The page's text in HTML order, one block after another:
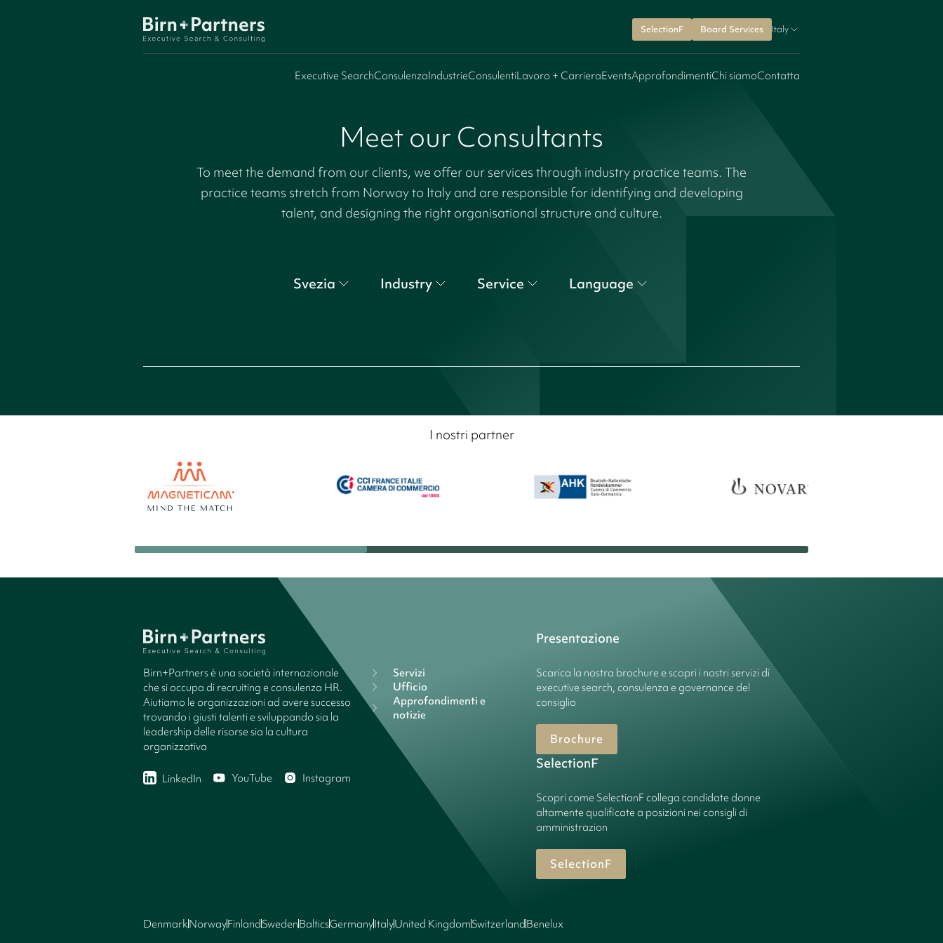
SelectionF Board Services Italy
Executive SearchConsulenzaIndustrieConsulentiLavoro + CarrieraEventsApprofondimentiChi siamoContatta
Meet our Consultants
To meet the demand from our clients, we offer our services through industry practice teams. The
practice teams stretch from Norway to Italy and are responsible for identifying and developing
talent, and designing the right organisational structure and culture.
Svezia Industry Service Language
I nostri partner
Birn+Partners è una società internazionale
che si occupa di recruiting e consulenza HR.
Aiutiamo le organizzazioni ad avere successo
trovando i giusti talenti e sviluppando sia la
leadership delle risorse sia la cultura
organizzativa
LinkedIn YouTube Instagram
Servizi
Ufficio
Approfondimenti e
notizie
Presentazione
Scarica la nostra brochure e scopri i nostri servizi di
executive search, consulenza e governance del
consiglio
Brochure
SelectionF
Scopri come SelectionF collega candidate donne
altamente qualificate a posizioni nei consigli di
amministrazion
SelectionF
DenmarkNorwayFinlandSwedenBalticsGermanyItalyUnited KingdomSwitzerlandBenelux